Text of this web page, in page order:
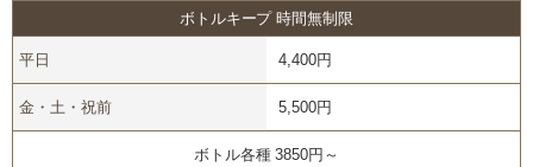
ボトルキープ 時間無制限
平日 4,400円
金・土・祝前 5,500円
ボトル各種 3850円～